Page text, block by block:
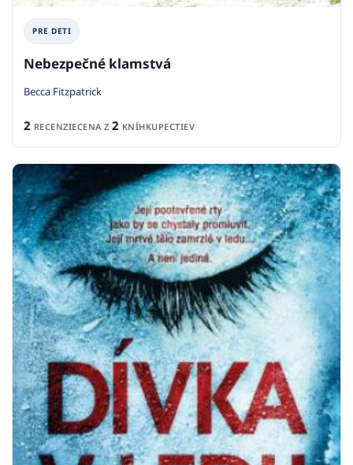
PRE DETI
Nebezpečné klamstvá
Becca Fitzpatrick
2 RECENZIECENA Z 2 KNÍHKUPECTIEV